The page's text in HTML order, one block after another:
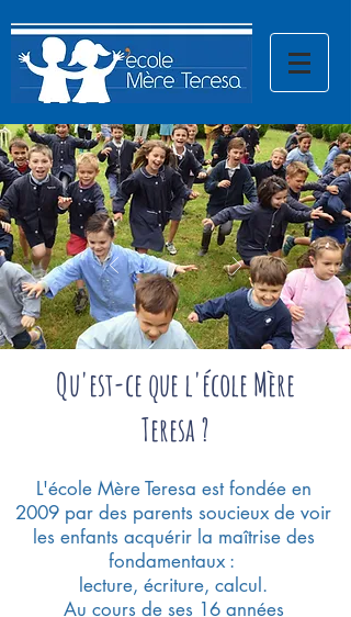
Qu'est-ce que l'école Mère
Teresa ?
L'école Mère Teresa est fondée en
2009 par des parents soucieux de voir
les enfants acquérir la maîtrise des
fondamentaux :
lecture, écriture, calcul.
Au cours de ses 16 années